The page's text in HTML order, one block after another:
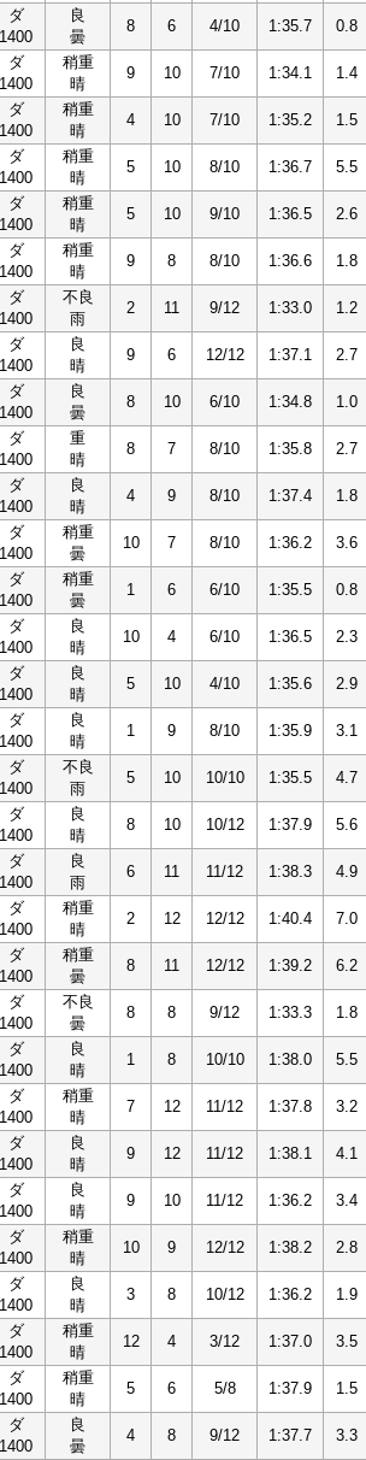
ダ
1400
良
曇
8 6 4/10 1:35.7 0.8
ダ
1400
稍重
晴
9 10 7/10 1:34.1 1.4
ダ
1400
稍重
晴
4 10 7/10 1:35.2 1.5
ダ
1400
稍重
晴
5 10 8/10 1:36.7 5.5
ダ
1400
稍重
晴
5 10 9/10 1:36.5 2.6
ダ
1400
稍重
晴
9 8 8/10 1:36.6 1.8
ダ
1400
不良
雨
2 11 9/12 1:33.0 1.2
ダ
1400
良
晴
9 6 12/12 1:37.1 2.7
ダ
1400
良
曇
8 10 6/10 1:34.8 1.0
ダ
1400
重
晴
8 7 8/10 1:35.8 2.7
ダ
1400
良
晴
4 9 8/10 1:37.4 1.8
ダ
1400
稍重
曇
10 7 8/10 1:36.2 3.6
ダ
1400
稍重
曇
1 6 6/10 1:35.5 0.8
ダ
1400
良
晴
10 4 6/10 1:36.5 2.3
ダ
1400
良
晴
5 10 4/10 1:35.6 2.9
ダ
1400
良
晴
1 9 8/10 1:35.9 3.1
ダ
1400
不良
雨
5 10 10/10 1:35.5 4.7
ダ
1400
良
晴
8 10 10/12 1:37.9 5.6
ダ
1400
良
雨
6 11 11/12 1:38.3 4.9
ダ
1400
稍重
晴
2 12 12/12 1:40.4 7.0
ダ
1400
稍重
曇
8 11 12/12 1:39.2 6.2
ダ
1400
不良
曇
8 8 9/12 1:33.3 1.8
ダ
1400
良
晴
1 8 10/10 1:38.0 5.5
ダ
1400
稍重
晴
7 12 11/12 1:37.8 3.2
ダ
1400
良
晴
9 12 11/12 1:38.1 4.1
ダ
1400
良
晴
9 10 11/12 1:36.2 3.4
ダ
1400
稍重
晴
10 9 12/12 1:38.2 2.8
ダ
1400
良
晴
3 8 10/12 1:36.2 1.9
ダ
1400
稍重
晴
12 4 3/12 1:37.0 3.5
ダ
1400
稍重
晴
5 6 5/8 1:37.9 1.5
ダ
1400
良
曇
4 8 9/12 1:37.7 3.3